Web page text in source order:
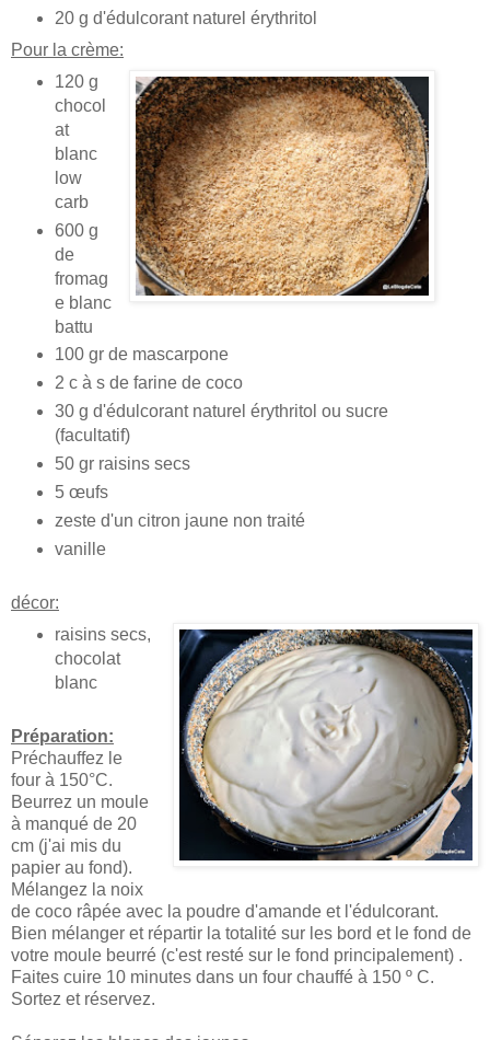
20 g d'édulcorant naturel érythritol
Pour la crème:
120 g
chocol
at
blanc
low
carb
600 g
de
fromag
e blanc
battu
100 gr de mascarpone
2 c à s de farine de coco
30 g d'édulcorant naturel érythritol ou sucre
(facultatif)
50 gr raisins secs
5 œufs
zeste d'un citron jaune non traité
vanille
décor:
raisins secs,
chocolat
blanc
Préparation:
Préchauffez le
four à 150°C.
Beurrez un moule
à manqué de 20
cm (j'ai mis du
papier au fond).
Mélangez la noix
de coco râpée avec la poudre d'amande et l'édulcorant.
Bien mélanger et répartir la totalité sur les bord et le fond de
votre moule beurré (c'est resté sur le fond principalement) .
Faites cuire 10 minutes dans un four chauffé à 150 º C.
Sortez et réservez.